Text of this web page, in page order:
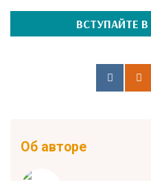
ВСТУПАЙТЕ
Об авторе